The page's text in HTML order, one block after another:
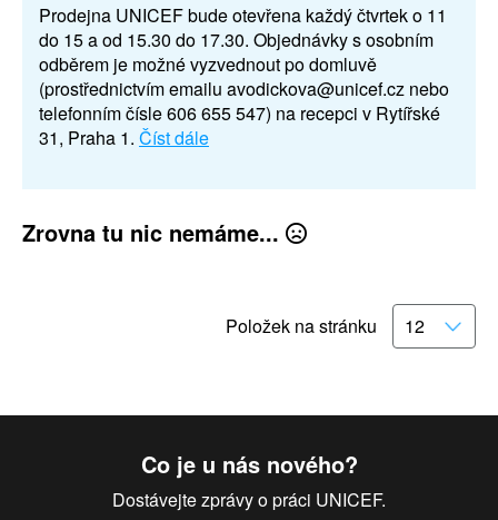
Prodejna UNICEF bude otevřena každý čtvrtek o 11
do 15 a od 15.30 do 17.30. Objednávky s osobním
odběrem je možné vyzvednout po domluvě
(prostřednictvím emailu avodickova@unicef.cz nebo
telefonním čísle 606 655 547) na recepci v Rytířské
31, Praha 1. Číst dále
Zrovna tu nic nemáme...
Položek na stránku
Co je u nás nového?
Dostávejte zprávy o práci UNICEF.